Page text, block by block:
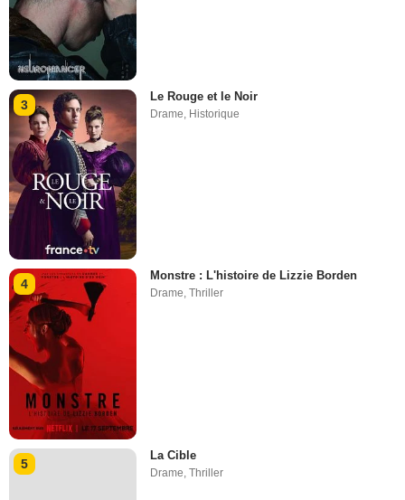
3
Le Rouge et le Noir
Drame, Historique
4
Monstre : L'histoire de Lizzie Borden
Drame,Thriller
5
La Cible
Drame ,Thriller